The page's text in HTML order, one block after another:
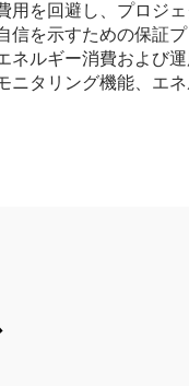
を回避し、プロジ
を示すための保証
ルギー消費および
タリング機能、エ